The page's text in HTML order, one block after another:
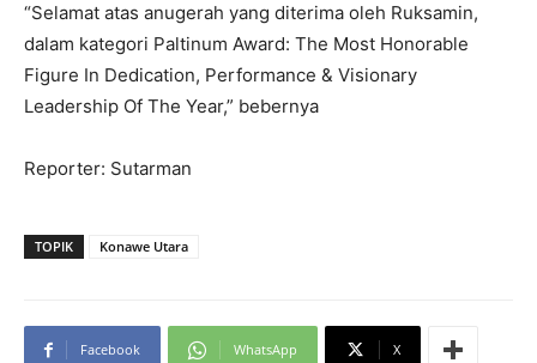
“Selamat atas anugerah yang diterima oleh Ruksamin,
dalam kategori Paltinum Award: The Most Honorable
Figure In Dedication, Performance & Visionary
Leadership Of The Year,” bebernya
Reporter: Sutarman
TOPIK Konawe Utara
Facebook WhatsApp X